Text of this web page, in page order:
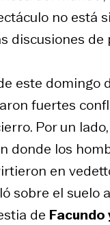
no está
discusiones de
este domingo
fuertes
Por un
donde los
en
sobre el suelo
de Facundo